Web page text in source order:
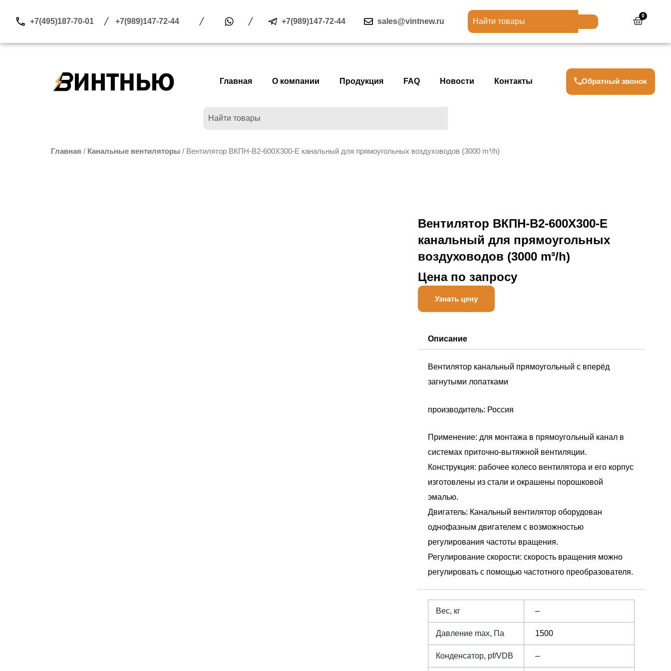
+7(495)187-70-01 +7(989)147-72-44 +7(989)147-72-44 sales@vintnew.ru
0Cart
Главная О компании Продукция FAQ Новости Контакты Обратный звонок
Главная / Канальные вентиляторы / Вентилятор ВКПН-В2-600Х300-E канальный для прямоугольных воздуховодов (3000 m³/h)
Вентилятор ВКПН-В2-600Х300-E
канальный для прямоугольных
воздуховодов (3000 m³/h)
Цена по запросу
Узнать цену
Описание
Вентилятор канальный прямоугольный с вперёд
загнутыми лопатками
производитель: Россия
Применение: для монтажа в прямоугольный канал в
системах приточно-вытяжной вентиляции.
Конструкция: рабочее колесо вентилятора и его корпус
изготовлены из стали и окрашены порошковой
эмалью.
Двигатель: Канальный вентилятор оборудован
однофазным двигателем с возможностью
регулирования частоты вращения.
Регулирование скорости: скорость вращения можно
регулировать с помощью частотного преобразователя.
Вес, кг –
Давление max, Па 1500
Конденсатор, pf/VDB –